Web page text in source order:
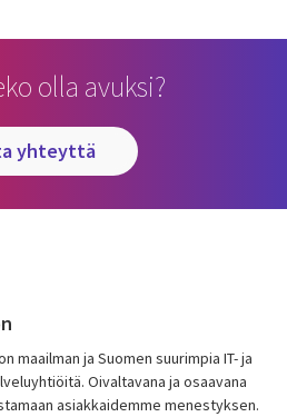
olla avuksi?
yhteyttä
maailman ja Suomen suurimpia IT- ja
Oivaltavana ja osaavana
asiakkaidemme menestyksen.